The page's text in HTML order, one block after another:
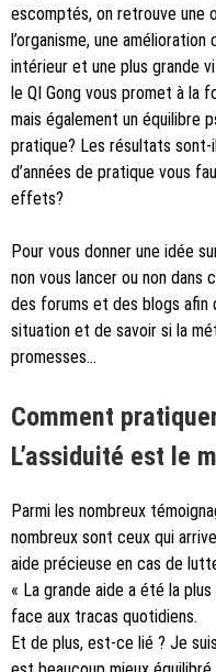
escomptés, on retrouve une
l’organisme, une
intérieur et une plus grande
le QI Gong vous promet à la
mais également un équilibre
pratique? Les résultats sont-
d’années de pratique vous
effets?
Pour vous donner une idée
non vous lancer ou non
des forums et des blogs afin
situation et de savoir si la
promesses…
Comment
L’assiduité est le
Parmi les nombreux
nombreux sont ceux qui
aide précieuse en cas de
« La grande aide a été la
face aux tracas quotidiens.
Et de plus, est-ce lié ? Je